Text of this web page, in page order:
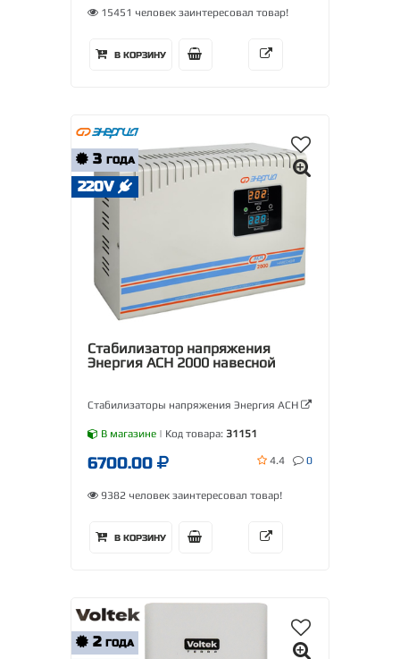
15451 человек заинтересовал товар!
В КОРЗИНУ
3 ГОДА
220V
Стабилизатор напряжения
Энергия АСН 2000 навесной
Стабилизаторы напряжения Энергия АСН
В магазине | Код товара: 31151
6700.00 4.4 0
9382 человек заинтересовал товар!
В КОРЗИНУ
2 ГОДА